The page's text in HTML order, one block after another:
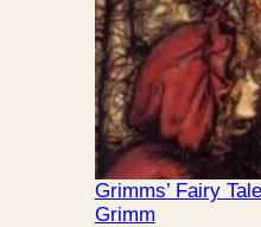
Grimms’ Fairy
Grimm